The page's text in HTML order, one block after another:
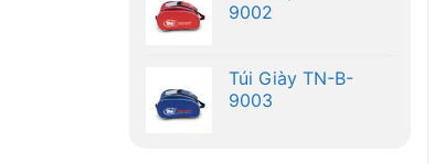
9002
Túi Giày TN-B-
9003